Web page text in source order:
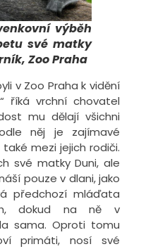
výběh
své matky
Zoo Praha
v Zoo Praha k vidění
říká vrchní chovatel
mu dělají všichni
něj je zajímavé
mezi jejich rodiči.
své matky Duni, ale
pouze v dlani, jako
předchozí mláďata
dokud na ně v
sama. Oproti tomu
primáti, nosí své